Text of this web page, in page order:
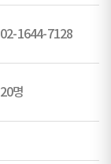
02-1644-7128
20명